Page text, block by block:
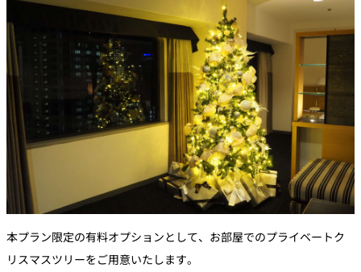
本プラン限定の有料オプションとして、お部屋でのプライベートク
リスマスツリーをご用意いたします。